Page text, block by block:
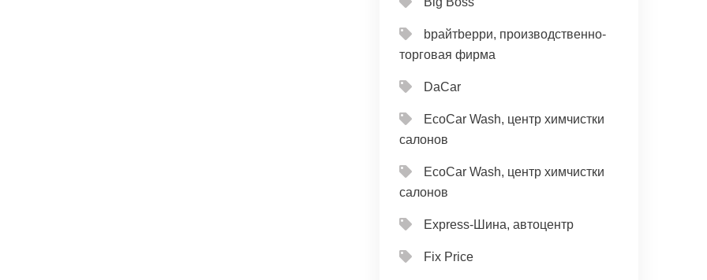
bрайтbерри, производственно-
торговая фирма
DaCar
EcoCar Wash, центр химчистки
салонов
EcoCar Wash, центр химчистки
салонов
Express-Шина, автоцентр
Fix Price